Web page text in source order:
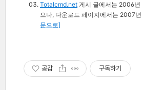
Totalcmd.net 게시 글에서는 2006
으나, 다운로드 페이지에서는 2007
문으로]
공감 구독하기